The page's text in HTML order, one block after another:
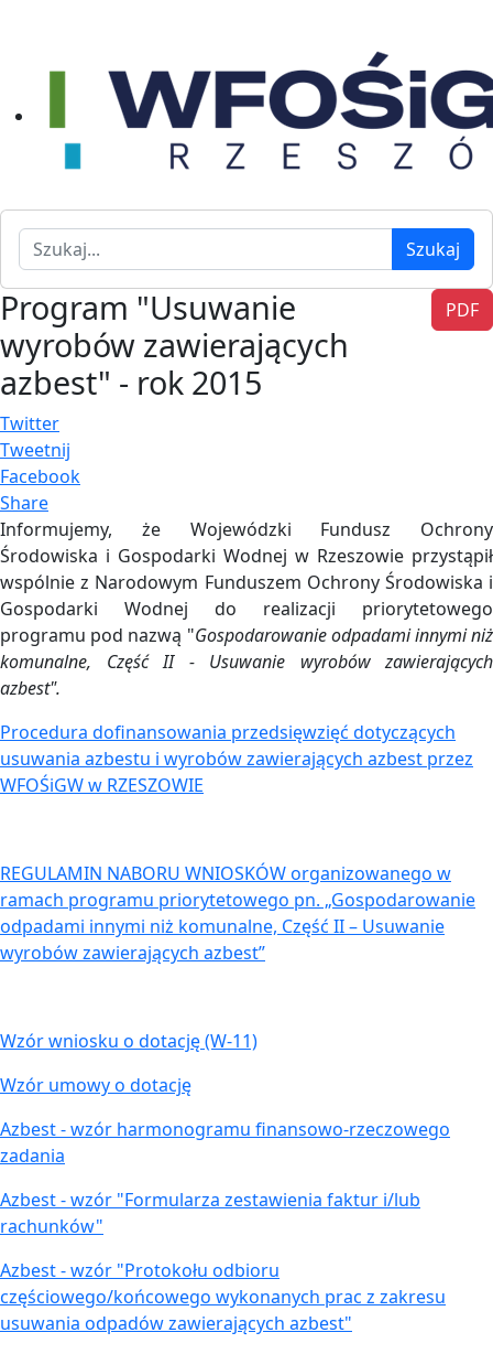
Szukaj Szukaj
PDF
Program "Usuwanie
wyrobów zawierających
azbest" - rok 2015
Twitter
Tweetnij
Facebook
Share
Informujemy, że Wojewódzki Fundusz Ochrony
Środowiska i Gospodarki Wodnej w Rzeszowie przystąpił
wspólnie z Narodowym Funduszem Ochrony Środowiska i
Gospodarki Wodnej do realizacji priorytetowego
programu pod nazwą "Gospodarowanie odpadami innymi niż
komunalne, Część II - Usuwanie wyrobów zawierających
azbest".
Procedura dofinansowania przedsięwzięć dotyczących
usuwania azbestu i wyrobów zawierających azbest przez
WFOŚiGW w RZESZOWIE
REGULAMIN NABORU WNIOSKÓW organizowanego w
ramach programu priorytetowego pn. „Gospodarowanie
odpadami innymi niż komunalne, Część II – Usuwanie
wyrobów zawierających azbest”
Wzór wniosku o dotację (W-11)
Wzór umowy o dotację
Azbest - wzór harmonogramu finansowo-rzeczowego
zadania
Azbest - wzór "Formularza zestawienia faktur i/lub
rachunków"
Azbest - wzór "Protokołu odbioru
częściowego/końcowego wykonanych prac z zakresu
usuwania odpadów zawierających azbest"